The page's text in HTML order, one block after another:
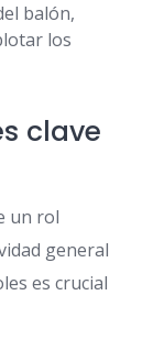
balón,
los
clave
un rol
general
es crucial